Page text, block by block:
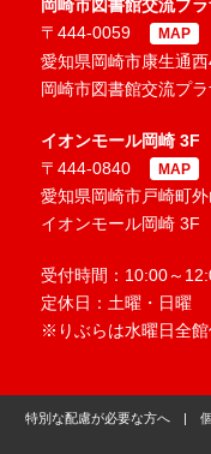
岡崎市図書館交流プ
〒444-0059
MAP
愛知県岡崎市康生通西
岡崎市図書館交流プ
イオンモール岡崎 3F
〒444-0840
MAP
愛知県岡崎市戸崎町
イオンモール岡崎 3F
受付時間：10:00～
定休日：土曜・日曜
※りぶらは水曜日全
特別な配慮が必要な方へ